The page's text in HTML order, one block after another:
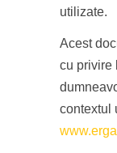
utilizate.
Acest
cu privire
contextul